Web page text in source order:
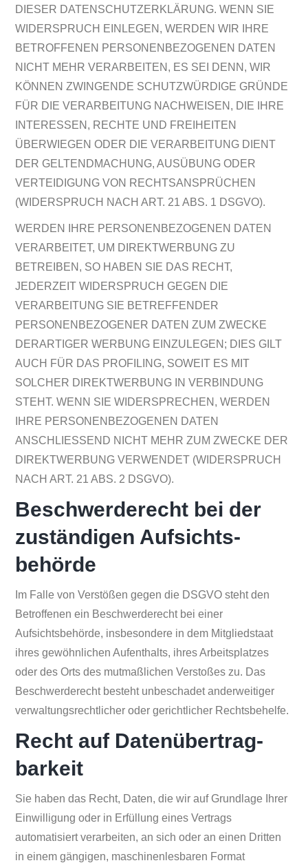
DIESER DATENSCHUTZERKLÄRUNG. WENN SIE
WIDERSPRUCH EINLEGEN, WERDEN WIR IHRE
BETROFFENEN PERSONENBEZOGENEN DATEN
NICHT MEHR VERARBEITEN, ES SEI DENN, WIR
KÖNNEN ZWINGENDE SCHUTZWÜRDIGE GRÜNDE
FÜR DIE VERARBEITUNG NACHWEISEN, DIE IHRE
INTERESSEN, RECHTE UND FREIHEITEN
ÜBERWIEGEN ODER DIE VERARBEITUNG DIENT
DER GELTENDMACHUNG, AUSÜBUNG ODER
VERTEIDIGUNG VON RECHTSANSPRÜCHEN
(WIDERSPRUCH NACH ART. 21 ABS. 1 DSGVO).
WERDEN IHRE PERSONENBEZOGENEN DATEN
VERARBEITET, UM DIREKTWERBUNG ZU
BETREIBEN, SO HABEN SIE DAS RECHT,
JEDERZEIT WIDERSPRUCH GEGEN DIE
VERARBEITUNG SIE BETREFFENDER
PERSONENBEZOGENER DATEN ZUM ZWECKE
DERARTIGER WERBUNG EINZULEGEN; DIES GILT
AUCH FÜR DAS PROFILING, SOWEIT ES MIT
SOLCHER DIREKTWERBUNG IN VERBINDUNG
STEHT. WENN SIE WIDERSPRECHEN, WERDEN
IHRE PERSONENBEZOGENEN DATEN
ANSCHLIESSEND NICHT MEHR ZUM ZWECKE DER
DIREKTWERBUNG VERWENDET (WIDERSPRUCH
NACH ART. 21 ABS. 2 DSGVO).
Beschwerde­recht bei der
zuständigen Aufsichts­
behörde
Im Falle von Verstößen gegen die DSGVO steht den
Betroffenen ein Beschwerderecht bei einer
Aufsichtsbehörde, insbesondere in dem Mitgliedstaat
ihres gewöhnlichen Aufenthalts, ihres Arbeitsplatzes
oder des Orts des mutmaßlichen Verstoßes zu. Das
Beschwerderecht besteht unbeschadet anderweitiger
verwaltungsrechtlicher oder gerichtlicher Rechtsbehelfe.
Recht auf Daten­übertrag­
barkeit
Sie haben das Recht, Daten, die wir auf Grundlage Ihrer
Einwilligung oder in Erfüllung eines Vertrags
automatisiert verarbeiten, an sich oder an einen Dritten
in einem gängigen, maschinenlesbaren Format